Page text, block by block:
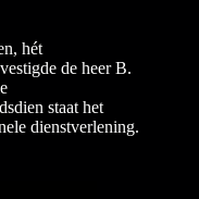
hét
de heer B.
staat het
dienstverlening.